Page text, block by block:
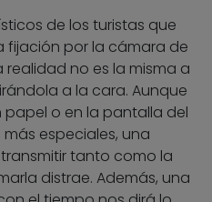
de los turistas que
fijación por la cámara de
no es la misma a
a la cara. Aunque
o en la pantalla del
especiales, una
tanto como la
distrae. Además, una